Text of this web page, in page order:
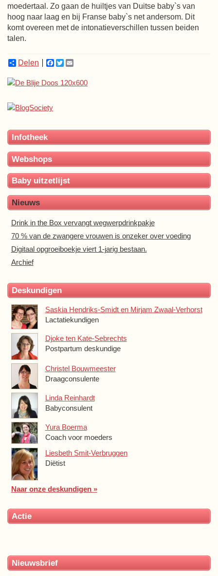
moedertaal. Zo gaan de huiltjes van Duitse baby`s van
hoog naar laag en bij Franse baby`s net andersom. Dit
komt overeen met de intonatieverschillen tussen beiden
talen.
Delen Facebook
Twitter
Infotheek
Webshops
Baby uitzetlijst
Nieuws
Drink in the Box vervangt wegwerpdrinkpakje
70 % van de zwangere vrouwen is onzeker over voeding
Digitaal opgroeiboekje viert 1-jarig bestaan.
Archief
Deskundigen
Saskia Hendriks-Smidt en Mirjam Zwaal-Verhorst
Lactatiekundigen
Djoke ten Kate-Sebrechts
Postpartum deskundige
Christel Bouwmeester
Draagconsulente
Linda Reinhardt
Babyconsulent
Yura Boerma
Coach voor moeders
Liesbeth Smit-Verbruggen
Diëtist
Naar onze deskundigen »
Actie
Nieuwsbrief